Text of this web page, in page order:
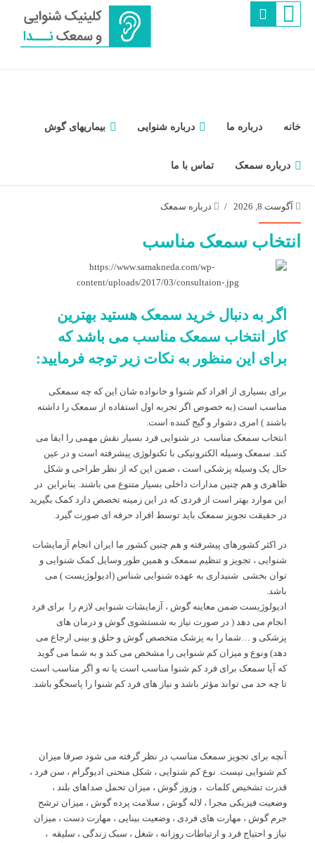
خانه درباره ما درباره شنوایی بیماریهای گوش
درباره سمعک تماس با ما
آگوست 8, 2026 درباره سمعک
انتخاب سمعک مناسب
اگر به دنبال خرید سمعک هستید بهترین
کار انتخاب سمعک مناسب می باشد که
برای این منظور به نکات زیر توجه فرمایید:
برای بسیاری از افراد کم شنوا و خانواده شان این که چه سمعکی
مناسب است (به خصوص اگر تجربه اول استفاده از سمعک را داشته
باشند ) امری دشوار و گیج کننده است.
انتخاب سمعک مناسب در شنوایی فرد بسیار نقش مهمی را ایفا می
کند. سمعک وسیله الکترونیکی با تکنولوژی پیشرفته است و در عین
حال یک وسیله پزشکی است ، ضمن این که از نظر طراحی و شکل
ظاهری و هم چنین مدارات داخلی بسیار متنوع می باشند. بنابراین در
این موارد بهتر است از فردی که در این زمینه تخصص دارد کمک بگیرید
در حقیقت تجویز سمعک باید توسط افراد حرفه ای صورت گیرد.
در اکثر کشورهای پیشرفته و هم چنین کشور ما ایران انجام آزمایشات
شنوایی ، تجویز و تنظیم سمعک و همین طور وسایل کمک شنوایی و
توان بخشی شنیداری به عهده شنوایی شناس (ادیولوژیست ) می
باشد.
ادیولوژیست ضمن معاینه گوش ، آزمایشات شنوایی لازم را برای فرد
انجام می دهد ( در صورت نیاز به شستشوی گوش و درمان های
پزشکی و …شما را به پزشک متخصص گوش و حلق و بینی ارجاع می
دهد) ونوع و میزان کم شنوایی را مشخص می کند و به شما می گوید
که آیا سمعک برای فرد کم شنوا مناسب است یا نه و اگر مناسب است
تا چه حد می تواند مؤثر باشد و نیاز های فرد کم شنوا را پاسخگو باشد.
آنچه برای تجویز سمعک مناسب در نظر گرفته می شود صرفا میزان
کم شنوایی نیست. نوع کم شنوایی ، شکل منحنی ادیوگرام ، سن فرد ،
قدرت تشخیص کلمات ، وزوز گوش ، میزان تحمل صداهای بلند ،
وضعیت فیزیکی مجرا ، لاله گوش ، سلامت پرده گوش ، میزان ترشح
جرم گوش ، مهارت های فردی ، وضعیت بینایی ، مهارت دست ، میزان
نیاز و احتیاج فرد و ارتباطات روزانه ، شغل ، سبک زندگی ، سلیقه ،